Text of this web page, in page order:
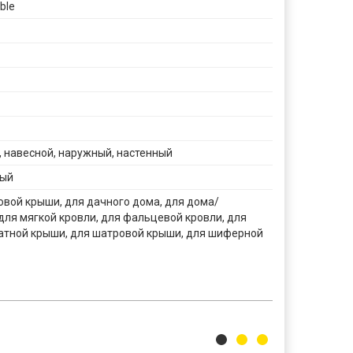
навесной, наружный, настенный
крыши, для дачного дома, для дома/
мягкой кровли, для фальцевой кровли, для
крыши, для шатровой крыши, для шиферной